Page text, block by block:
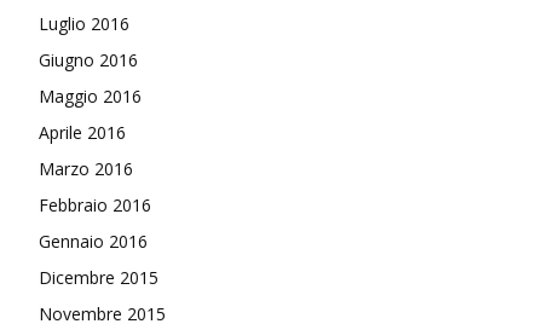
Luglio 2016
Giugno 2016
Maggio 2016
Aprile 2016
Marzo 2016
Febbraio 2016
Gennaio 2016
Dicembre 2015
Novembre 2015